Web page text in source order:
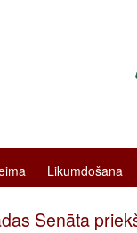
Likumdošana
Senāta